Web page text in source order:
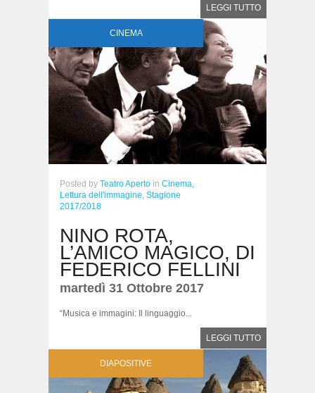
LEGGI TUTTO
CINEMA
Posted by Teatro Aperto in Cinema,
Lettura dell'immagine, Stagione
2017/2018
NINO ROTA,
L’AMICO MAGICO, DI
FEDERICO FELLINI
martedì 31 Ottobre 2017
“Musica e immagini: Il linguaggio...
LEGGI TUTTO
DIAPOSITIVE